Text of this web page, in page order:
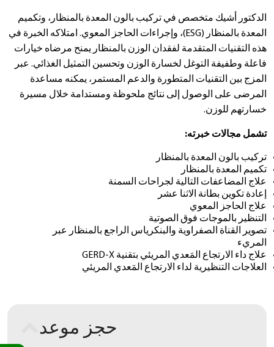
الدكتور أشيك متخصص في تركيب بالون المعدة بالمنظار، وتكميم
المعدة بالمنظار (ESG)، وإجراءات الحاجز المعوي. امتلاكه الخبرة في
هذه التقنيات المتقدمة لفقدان الوزن بالمنظار يمنح مرضاه خيارات
فاعلة وطفيفة التوغل لخسارة الوزن وتحسين التمثيل الغذائي. عبر
المزج بين التقنيات المتطورة والدعم المستمر، يمكنه مساعدة
المرضى على الوصول إلى نتائج ملحوظة ومستدامة خلال مسيرة
خسارتهم للوزن.
تشمل مجالات خبرته:
تركيب بالون المعدة بالمنظار
تكميم المعدة بالمنظار
علاج المضاعفات التالية لجراحات السمنة
إعادة تكوين بطانة الاثنا عشر
علاج الحاجز المعوي
التنظير بالموجات فوق الصوتية
تصوير القناة الصفراوية والبنكرياس الراجع بالمنظار عبر
المريء
علاج داء الارتجاع المَعدي المريئي بتقنية GERD-X
العلاجات التنظيرية لداء الارتجاع المَعدي المريئي
حجز موعد